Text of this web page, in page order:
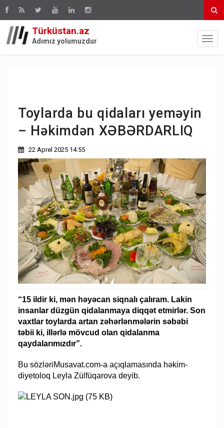
Türküstan.az
Adımız yolumuzdur
Toylarda bu qidaları yeməyin
– Həkimdən XƏBƏRDARLIQ
22 Aprel 2025 14:55
“15 ildir ki, mən həyəcan siqnalı çalıram. Lakin
insanlar düzgün qidalanmaya diqqət etmirlər. Son
vaxtlar toylarda artan zəhərlənmələrin səbəbi
təbii ki, illərlə mövcud olan qidalanma
qaydalarımızdır”.
Bu sözləriMusavat.com-a açıqlamasında həkim-
diyetoloq Leyla Zülfüqarova deyib.